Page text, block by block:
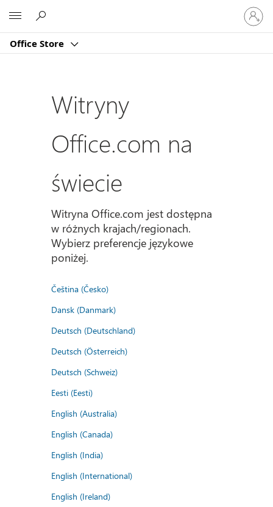
Office Store
Zaloguj
się
do
konta
Witryny
Office.com na
świecie
Witryna Office.com jest dostępna
w różnych krajach/regionach.
Wybierz preferencje językowe
poniżej.
Čeština (Česko)
Dansk (Danmark)
Deutsch (Deutschland)
Deutsch (Österreich)
Deutsch (Schweiz)
Eesti (Eesti)
English (Australia)
English (Canada)
English (India)
English (International)
English (Ireland)